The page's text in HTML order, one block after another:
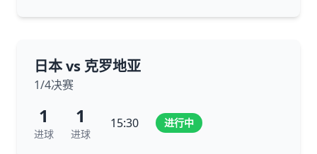
日本 vs 克罗地亚
1/4决赛
1
进球
1
进球
15:30 进行中